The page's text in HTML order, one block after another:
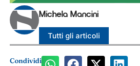
Michela Mancini
Tutti gli articoli
Condividi